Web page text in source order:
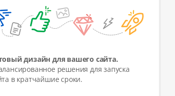
дизайн для вашего сайта.
решения для запуска
в кратчайшие сроки.